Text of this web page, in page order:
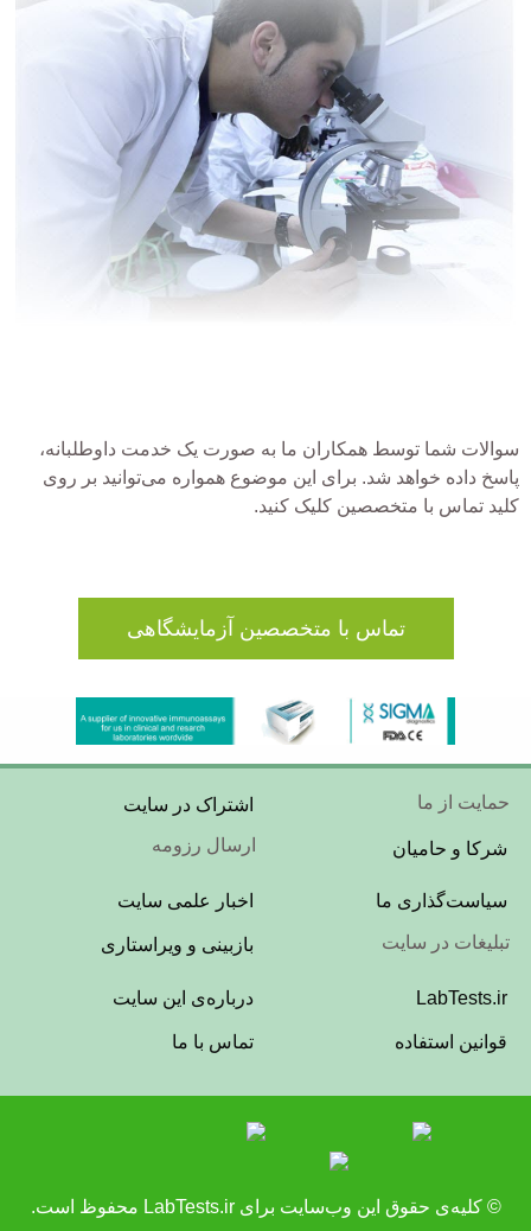
سوالات شما توسط همکاران ما به صورت یک خدمت داوطلبانه،
پاسخ داده خواهد شد. برای این موضوع همواره می‌توانید بر روی
کلید تماس با متخصصین کلیک کنید.
تماس با متخصصین آزمایشگاهی
Footer
اشتراک در سایت حمایت از ما
ارسال رزومه شرکا و حامیان
Footer
Menu
اخبار علمی سایت سیاست‌گذاری ما
بازبینی و ویراستاری تبلیغات در سایت
Footer
درباره‌ی این سایت LabTests.ir
تماس با ما قوانین استفاده
© کلیه‌ی حقوق این وب‌سایت برای LabTests.ir محفوظ است.